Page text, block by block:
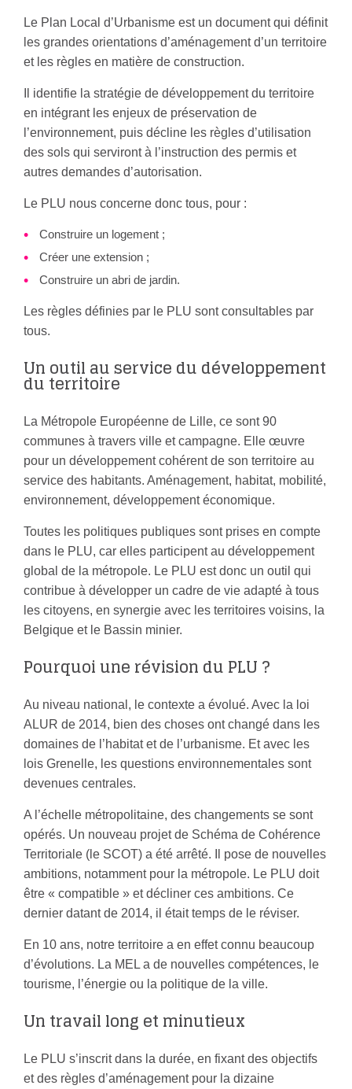
Le Plan Local d’Urbanisme est un document qui définit
les grandes orientations d’aménagement d’un territoire
et les règles en matière de construction.
Il identifie la stratégie de développement du territoire
en intégrant les enjeux de préservation de
l’environnement, puis décline les règles d’utilisation
des sols qui serviront à l’instruction des permis et
autres demandes d’autorisation.
Le PLU nous concerne donc tous, pour :
Construire un logement ;
Créer une extension ;
Construire un abri de jardin.
Les règles définies par le PLU sont consultables par
tous.
Un outil au service du développement
du territoire
La Métropole Européenne de Lille, ce sont 90
communes à travers ville et campagne. Elle œuvre
pour un développement cohérent de son territoire au
service des habitants. Aménagement, habitat, mobilité,
environnement, développement économique.
Toutes les politiques publiques sont prises en compte
dans le PLU, car elles participent au développement
global de la métropole. Le PLU est donc un outil qui
contribue à développer un cadre de vie adapté à tous
les citoyens, en synergie avec les territoires voisins, la
Belgique et le Bassin minier.
Pourquoi une révision du PLU ?
Au niveau national, le contexte a évolué. Avec la loi
ALUR de 2014, bien des choses ont changé dans les
domaines de l’habitat et de l’urbanisme. Et avec les
lois Grenelle, les questions environnementales sont
devenues centrales.
A l’échelle métropolitaine, des changements se sont
opérés. Un nouveau projet de Schéma de Cohérence
Territoriale (le SCOT) a été arrêté. Il pose de nouvelles
ambitions, notamment pour la métropole. Le PLU doit
être « compatible » et décliner ces ambitions. Ce
dernier datant de 2014, il était temps de le réviser.
En 10 ans, notre territoire a en effet connu beaucoup
d’évolutions. La MEL a de nouvelles compétences, le
tourisme, l’énergie ou la politique de la ville.
Un travail long et minutieux
Le PLU s’inscrit dans la durée, en fixant des objectifs
et des règles d’aménagement pour la dizaine